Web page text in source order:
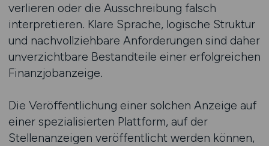
verlieren oder die Ausschreibung falsch
interpretieren. Klare Sprache, logische Struktur
und nachvollziehbare Anforderungen sind daher
unverzichtbare Bestandteile einer erfolgreichen
Finanzjobanzeige.
Die Veröffentlichung einer solchen Anzeige auf
einer spezialisierten Plattform, auf der
Stellenanzeigen veröffentlicht werden können,